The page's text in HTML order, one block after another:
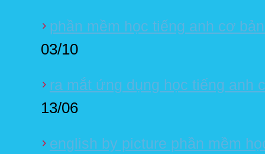
phần mềm học tiếng anh cơ
03/10
ra mắt ứng dụng học tiếng anh
13/06
english by picture phần mềm